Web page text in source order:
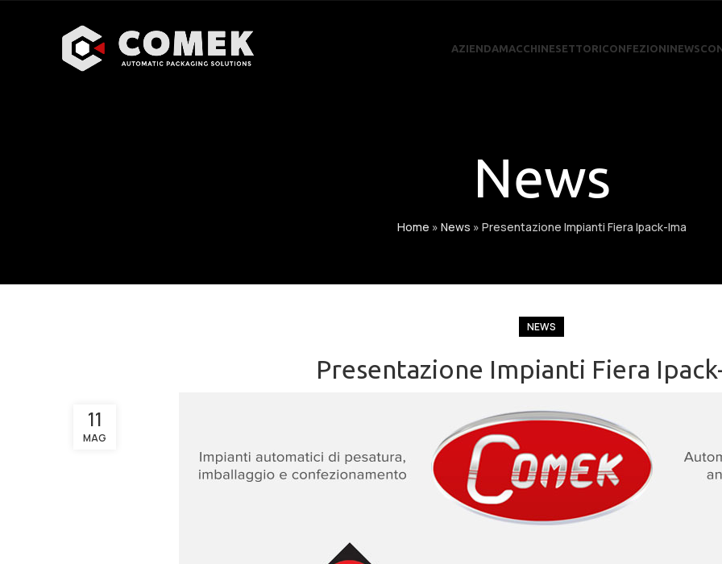
AZIENDAMACCHINESETTORICONFEZIONINEWS
News
Home » News » Presentazione Impianti Fiera Ipack-Ima
NEWS
Presentazione Impianti Fiera
11
MAG